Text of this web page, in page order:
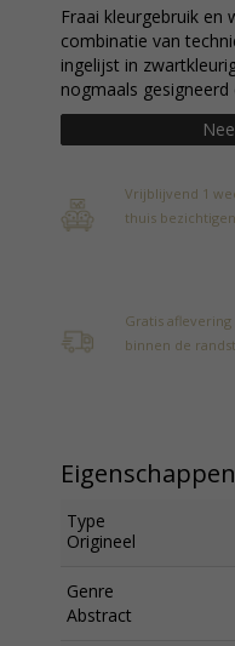
Fraai kleurgebruik en
combinatie van
ingelijst in
nogmaals gesigneerd
Vrijblijvend 1
thuis bezichtigen
Gratis aflevering
binnen de
Eigenschappen
Type
Origineel
Genre
Abstract